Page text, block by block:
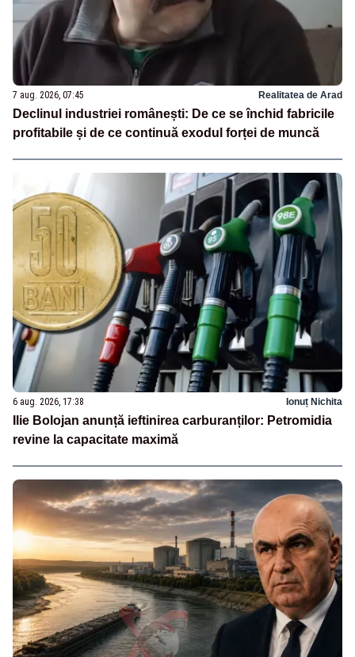
7 aug. 2026, 07:45 Realitatea de Arad
Declinul industriei românești: De ce se închid fabricile
profitabile și de ce continuă exodul forței de muncă
6 aug. 2026, 17:38 Ionuț Nichita
Ilie Bolojan anunță ieftinirea carburanților: Petromidia
revine la capacitate maximă